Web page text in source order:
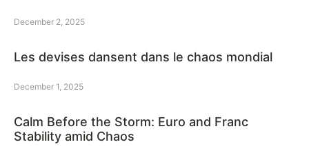
December 2, 2025
Les devises dansent dans le chaos mondial
December 1, 2025
Calm Before the Storm: Euro and Franc
Stability amid Chaos